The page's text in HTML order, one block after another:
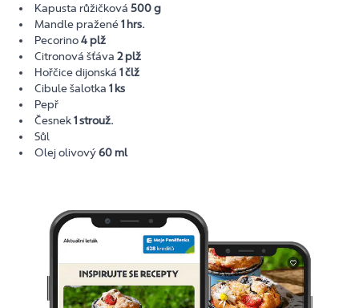
Kapusta růžičková 500 g
Mandle pražené1 hrs.
Pecorino4 plž
Citronová šťáva 2 plž
Hořčice dijonská 1 člž
Cibule šalotka 1 ks
Pepř
Česnek1 strouž.
Sůl
Olej olivový60 ml